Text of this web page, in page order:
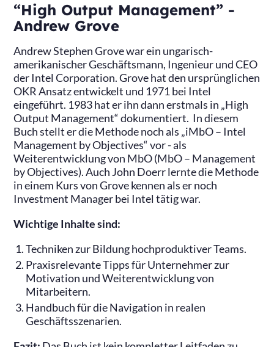
“High Output Management” -
Andrew Grove
Andrew Stephen Grove war ein ungarisch-
amerikanischer Geschäftsmann, Ingenieur und CEO
der Intel Corporation. Grove hat den ursprünglichen
OKR Ansatz entwickelt und 1971 bei Intel
eingeführt. 1983 hat er ihn dann erstmals in „High
Output Management“ dokumentiert. In diesem
Buch stellt er die Methode noch als „iMbO – Intel
Management by Objectives“ vor - als
Weiterentwicklung von MbO (MbO – Management
by Objectives). Auch John Doerr lernte die Methode
in einem Kurs von Grove kennen als er noch
Investment Manager bei Intel tätig war.
Wichtige Inhalte sind:
Techniken zur Bildung hochproduktiver Teams.
Praxisrelevante Tipps für Unternehmer zur
Motivation und Weiterentwicklung von
Mitarbeitern.
Handbuch für die Navigation in realen
Geschäftsszenarien.